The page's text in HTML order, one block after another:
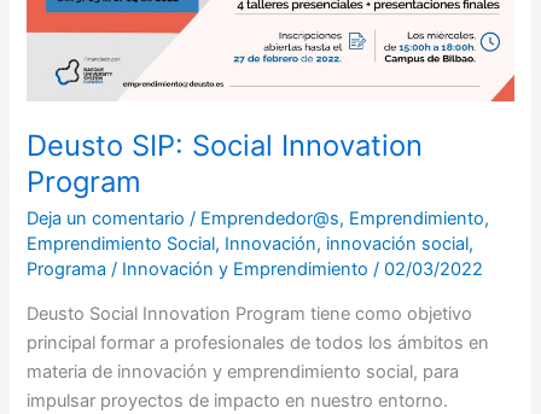
Deusto SIP: Social Innovation
Program
Deja un comentario / Emprendedor@s, Emprendimiento,
Emprendimiento Social, Innovación, innovación social,
Programa / Innovación y Emprendimiento/02/03/2022
Deusto Social Innovation Program tiene como objetivo
principal formar a profesionales de todos los ámbitos en
materia de innovación y emprendimiento social, para
impulsar proyectos de impacto en nuestro entorno.